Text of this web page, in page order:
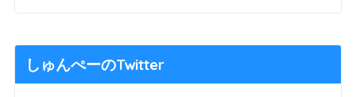
しゅんぺーのTwitter